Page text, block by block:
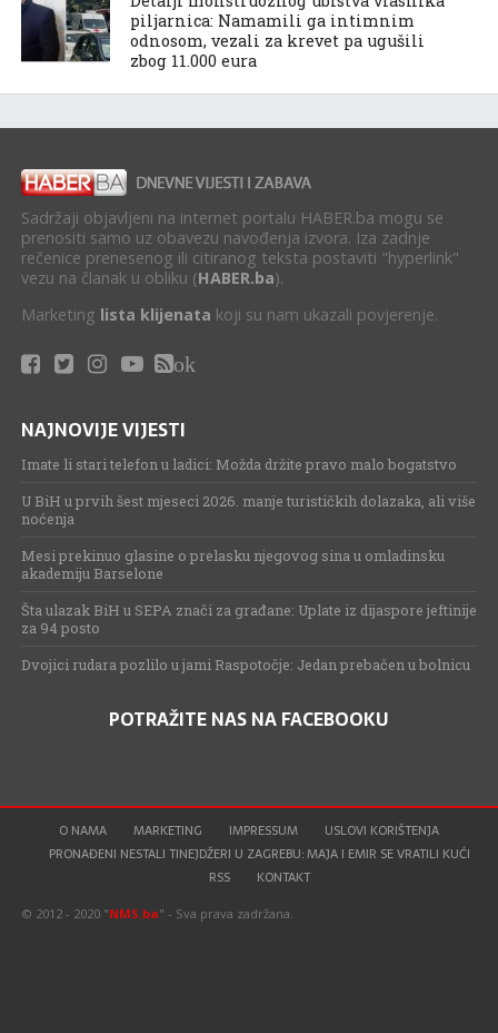
piljarnica: Namamili ga intimnim
odnosom, vezali za krevet pa ugušili
zbog 11.000 eura
Sadržaji objavljeni na internet portalu HABER.ba mogu se
prenositi samo uz obavezu navođenja izvora. Iza zadnje
rečenice prenesenog ili citiranog teksta postaviti "hyperlink"
vezu na članak u obliku (HABER.ba).
Marketing lista klijenata koji su nam ukazali povjerenje.
ok
NAJNOVIJE VIJESTI
Imate li stari telefon u ladici: Možda držite pravo malo bogatstvo
U BiH u prvih šest mjeseci 2026. manje turističkih dolazaka, ali više
noćenja
Mesi prekinuo glasine o prelasku njegovog sina u omladinsku
akademiju Barselone
Šta ulazak BiH u SEPA znači za građane: Uplate iz dijaspore jeftinije
za 94 posto
Dvojici rudara pozlilo u jami Raspotočje: Jedan prebačen u bolnicu
POTRAŽITE NAS NA FACEBOOKU
O NAMA MARKETING IMPRESSUM
USLOVI KORIŠTENJA
PRONAĐENI NESTALI TINEJDŽERI U ZAGREBU: MAJA I EMIR SE VRATILI KUĆI
RSS
KONTAKT
© 2012 - 2020 "NMS.ba" - Sva prava zadržana.